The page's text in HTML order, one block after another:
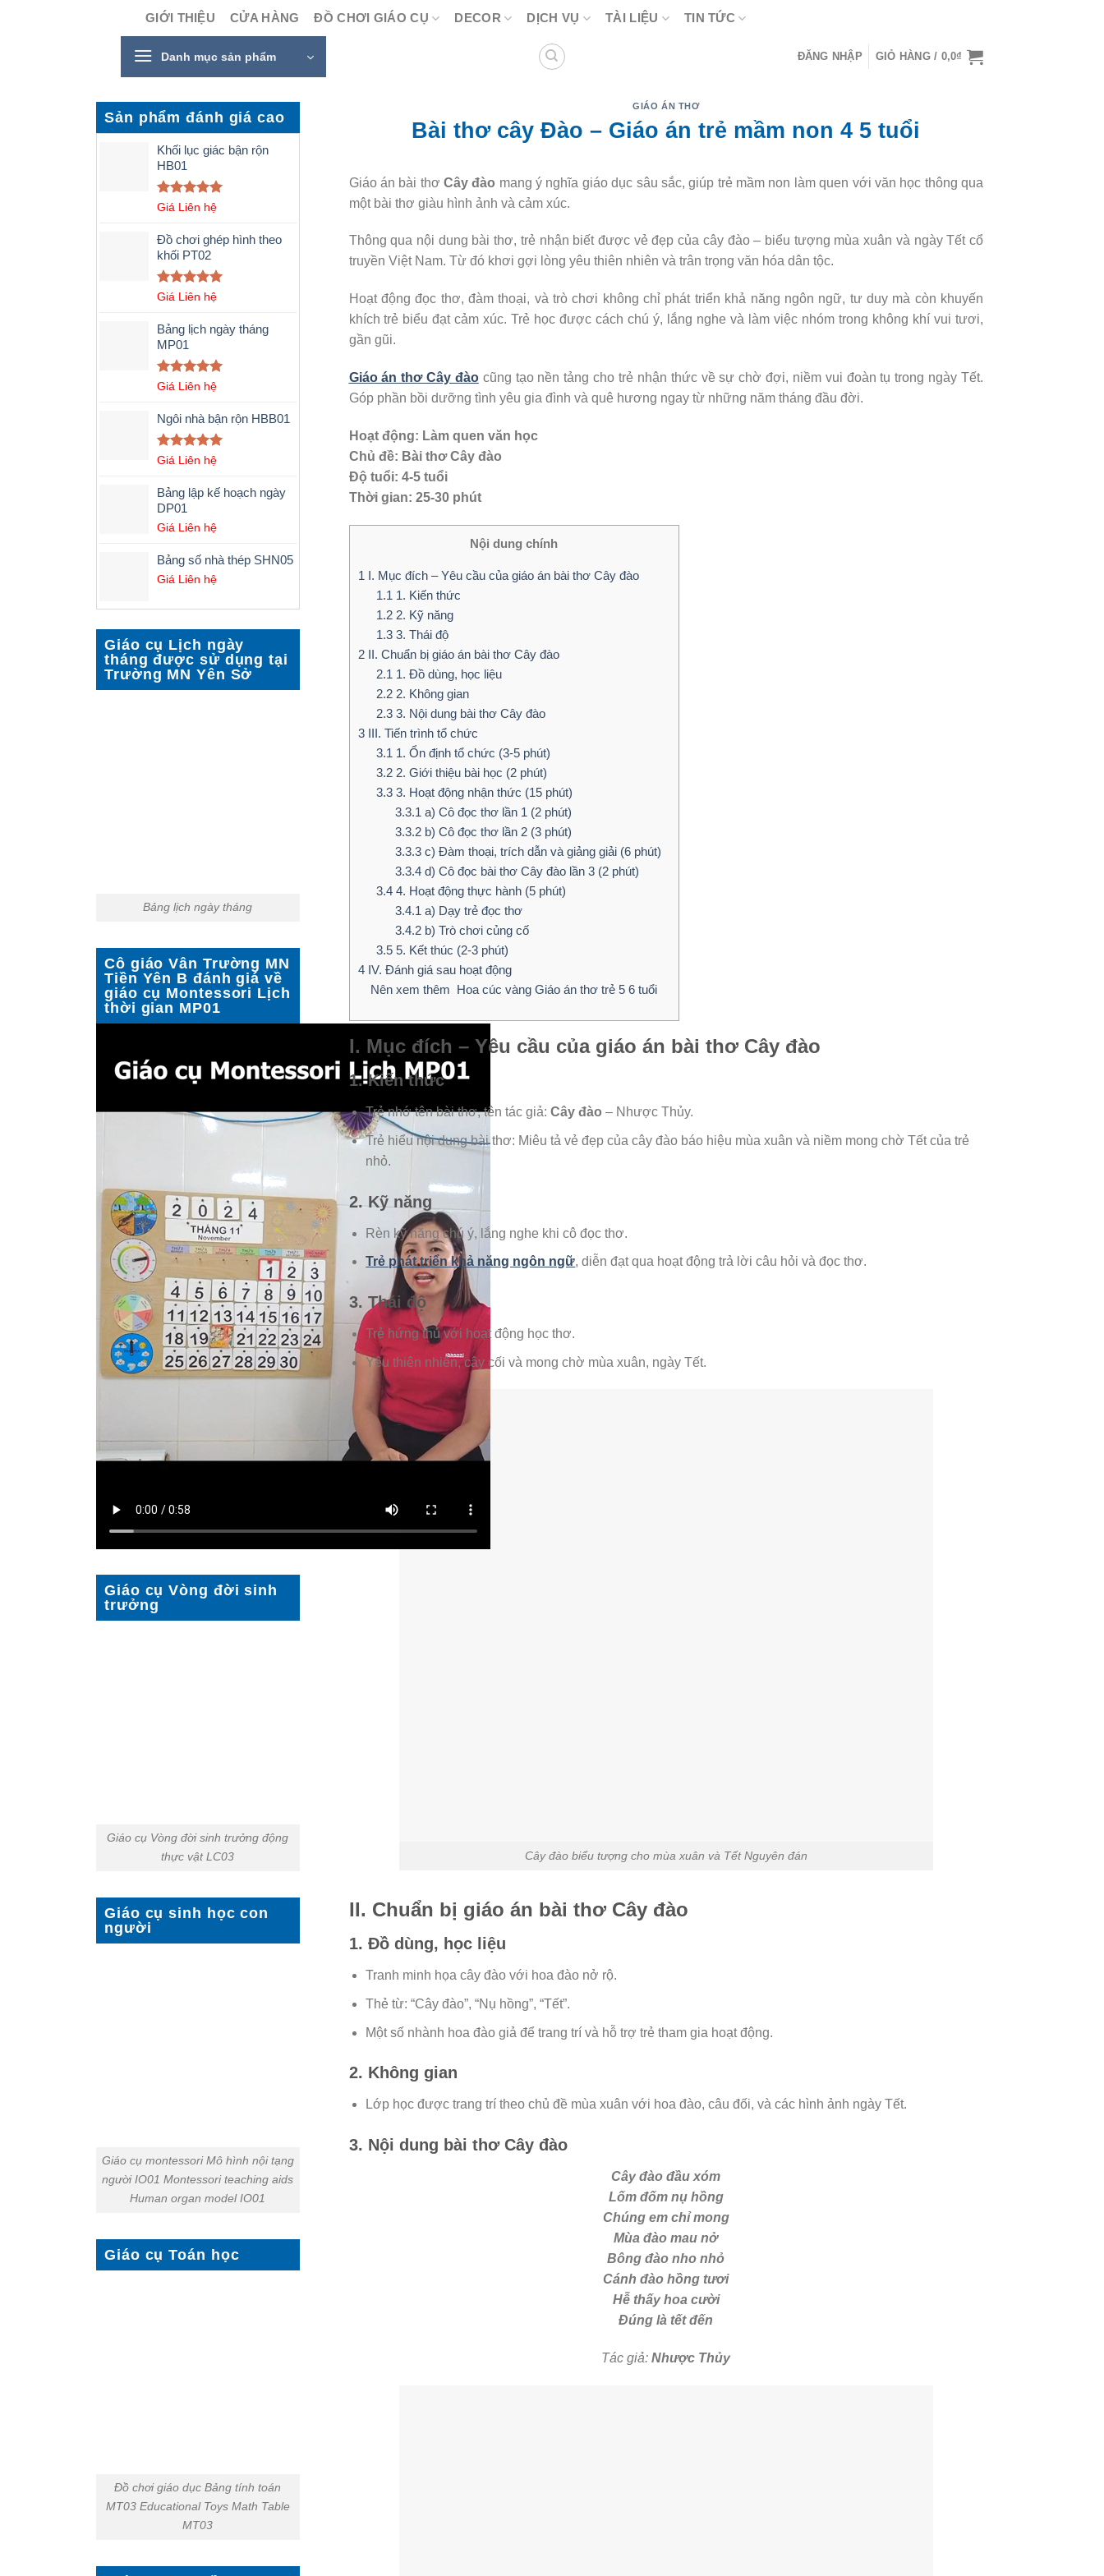
GIỚI THIỆU CỬA HÀNG ĐỒ CHƠI GIÁO CỤ DECOR DỊCH VỤ TÀI LIỆU TIN TỨC
Danh mục sản phẩm ĐĂNG NHẬP GIỎ HÀNG / 0,0₫
Sản phẩm đánh giá cao
Khối lục giác bận rộn
HB01
Được xếp
5 sao
Giá Liên hệ
Đồ chơi ghép hình theo
khối PT02
Được xếp
5 sao
Giá Liên hệ
Bảng lịch ngày tháng
MP01
Được xếp
5 sao
Giá Liên hệ
Ngôi nhà bận rộn HBB01
Được xếp
5 sao
Giá Liên hệ
Bảng lập kế hoạch ngày
DP01
Giá Liên hệ
Bảng số nhà thép SHN05
Giá Liên hệ
Giáo cụ Lịch ngày
tháng được sử dụng tại
Trường MN Yên Sở
Bảng lịch ngày tháng
Cô giáo Vân Trường MN
Tiền Yên B đánh giá về
giáo cụ Montessori Lịch
thời gian MP01
Giáo cụ Vòng đời sinh
trưởng
Giáo cụ Vòng đời sinh trưởng động
thực vật LC03
Giáo cụ sinh học con
người
Giáo cụ montessori Mô hình nội tạng
người IO01 Montessori teaching aids
Human organ model IO01
Giáo cụ Toán học
Đồ chơi giáo dục Bảng tính toán
MT03 Educational Toys Math Table
MT03
GIÁO ÁN THƠ
Bài thơ cây Đào – Giáo án trẻ mầm non 4 5 tuổi
Giáo án bài thơ Cây đào mang ý nghĩa giáo dục sâu sắc, giúp trẻ mầm non làm quen với văn học thông qua
một bài thơ giàu hình ảnh và cảm xúc.
Thông qua nội dung bài thơ, trẻ nhận biết được vẻ đẹp của cây đào – biểu tượng mùa xuân và ngày Tết cổ
truyền Việt Nam. Từ đó khơi gợi lòng yêu thiên nhiên và trân trọng văn hóa dân tộc.
Hoạt động đọc thơ, đàm thoại, và trò chơi không chỉ phát triển khả năng ngôn ngữ, tư duy mà còn khuyến
khích trẻ biểu đạt cảm xúc. Trẻ học được cách chú ý, lắng nghe và làm việc nhóm trong không khí vui tươi,
gần gũi.
Giáo án thơ Cây đàocũng tạo nền tảng cho trẻ nhận thức về sự chờ đợi, niềm vui đoàn tụ trong ngày Tết.
Góp phần bồi dưỡng tình yêu gia đình và quê hương ngay từ những năm tháng đầu đời.
Hoạt động: Làm quen văn học
Chủ đề: Bài thơ Cây đào
Độ tuổi: 4-5 tuổi
Thời gian: 25-30 phút
Nội dung chính
1 I. Mục đích – Yêu cầu của giáo án bài thơ Cây đào
1.1 1. Kiến thức
1.2 2. Kỹ năng
1.3 3. Thái độ
2II. Chuẩn bị giáo án bài thơ Cây đào
2.1 1. Đồ dùng, học liệu
2.2 2. Không gian
2.3 3. Nội dung bài thơ Cây đào
3III. Tiến trình tổ chức
3.1 1. Ổn định tổ chức (3-5 phút)
3.2 2. Giới thiệu bài học (2 phút)
3.3 3. Hoạt động nhận thức (15 phút)
3.3.1 a) Cô đọc thơ lần 1 (2 phút)
3.3.2 b) Cô đọc thơ lần 2 (3 phút)
3.3.3 c) Đàm thoại, trích dẫn và giảng giải (6 phút)
3.3.4 d) Cô đọc bài thơ Cây đào lần 3 (2 phút)
3.4 4. Hoạt động thực hành (5 phút)
3.4.1 a) Dạy trẻ đọc thơ
3.4.2 b) Trò chơi củng cố
3.5 5. Kết thúc (2-3 phút)
4IV. Đánh giá sau hoạt động
Nên xem thêm Hoa cúc vàng Giáo án thơ trẻ 5 6 tuổi
I. Mục đích – Yêu cầu của giáo án bài thơ Cây đào
1. Kiến thức
Trẻ nhớ tên bài thơ, tên tác giả:Cây đào – Nhược Thủy.
Trẻ hiểu nội dung bài thơ: Miêu tả vẻ đẹp của cây đào báo hiệu mùa xuân và niềm mong chờ Tết của trẻ
nhỏ.
2. Kỹ năng
Rèn kỹ năng chú ý, lắng nghe khi cô đọc thơ.
Trẻ phát triển khả năng ngôn ngữ, diễn đạt qua hoạt động trả lời câu hỏi và đọc thơ.
3. Thái độ
Trẻ hứng thú với hoạt động học thơ.
Yêu thiên nhiên, cây cối và mong chờ mùa xuân, ngày Tết.
Cây đào biểu tượng cho mùa xuân và Tết Nguyên đán
II. Chuẩn bị giáo án bài thơ Cây đào
1. Đồ dùng, học liệu
Tranh minh họa cây đào với hoa đào nở rộ.
Thẻ từ: “Cây đào”, “Nụ hồng”, “Tết”.
Một số nhành hoa đào giả để trang trí và hỗ trợ trẻ tham gia hoạt động.
2. Không gian
Lớp học được trang trí theo chủ đề mùa xuân với hoa đào, câu đối, và các hình ảnh ngày Tết.
3. Nội dung bài thơ Cây đào
Cây đào đầu xóm
Lốm đốm nụ hồng
Chúng em chỉ mong
Mùa đào mau nở
Bông đào nho nhỏ
Cánh đào hồng tươi
Hễ thấy hoa cười
Đúng là tết đến
Tác giả:Nhược Thủy